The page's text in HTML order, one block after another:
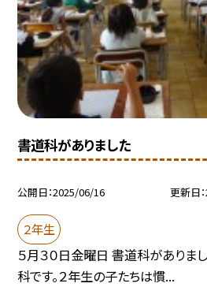
書道科がありました
公開日 2025/06/16 更新日
２年生
５月３０日金曜日 書道科がありま
科です。２年生の子たちは慣...